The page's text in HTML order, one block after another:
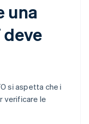
una
si aspetta che i
verificare le